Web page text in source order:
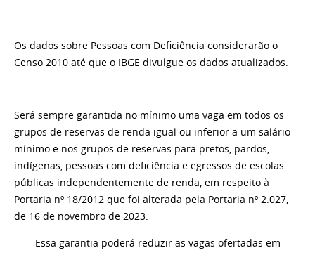
Os dados sobre Pessoas com Deficiência considerarão o
Censo 2010 até que o IBGE divulgue os dados atualizados.
Será sempre garantida no mínimo uma vaga em todos os
grupos de reservas de renda igual ou inferior a um salário
mínimo e nos grupos de reservas para pretos, pardos,
indígenas, pessoas com deficiência e egressos de escolas
públicas independentemente de renda, em respeito à
Portaria nº 18/2012 que foi alterada pela Portaria nº 2.027,
de 16 de novembro de 2023.
Essa garantia poderá reduzir as vagas ofertadas em